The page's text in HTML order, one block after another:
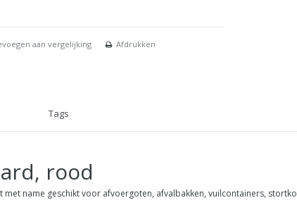
aan vergelijking Afdrukken
Tags
rood
name geschikt voor afvoergoten, afvalbakken, vuilcontainers,